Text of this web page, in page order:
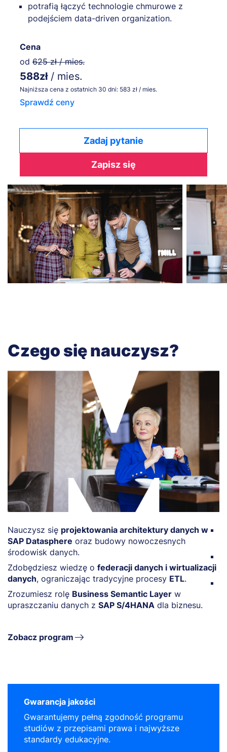
potrafią łączyć technologie chmurowe z
podejściem data-driven organization.
Cena
od 625 zł / mies.
588zł / mies.
Najniższa cena z ostatnich 30 dni: 583 zł / mies.
Sprawdź ceny
Zadaj pytanie
Zapisz się
Czego się nauczysz?
Nauczysz się projektowania architektury danych w
SAP Datasphere oraz budowy nowoczesnych
środowisk danych.
Zdobędziesz wiedzę o federacji danych i wirtualizacji
danych, ograniczając tradycyjne procesy ETL.
Zrozumiesz rolę Business Semantic Layer w
upraszczaniu danych z SAP S/4HANA dla biznesu.
Zobacz program
Gwarancja jakości
Gwarantujemy pełną zgodność programu
studiów z przepisami prawa i najwyższe
standardy edukacyjne.